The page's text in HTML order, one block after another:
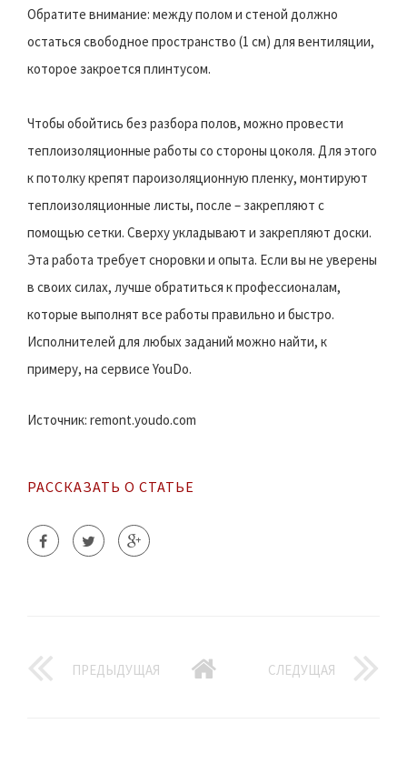
Обратите внимание: между полом и стеной должно
остаться свободное пространство (1 см) для вентиляции,
которое закроется плинтусом.
Чтобы обойтись без разбора полов, можно провести
теплоизоляционные работы со стороны цоколя. Для этого
к потолку крепят пароизоляционную пленку, монтируют
теплоизоляционные листы, после – закрепляют с
помощью сетки. Сверху укладывают и закрепляют доски.
Эта работа требует сноровки и опыта. Если вы не уверены
в своих силах, лучше обратиться к профессионалам,
которые выполнят все работы правильно и быстро.
Исполнителей для любых заданий можно найти, к
примеру, на сервисе YouDo.
Источник: remont.youdo.com
РАССКАЗАТЬ О СТАТЬЕ
ПРЕДЫДУЩАЯ СЛЕДУЩАЯ